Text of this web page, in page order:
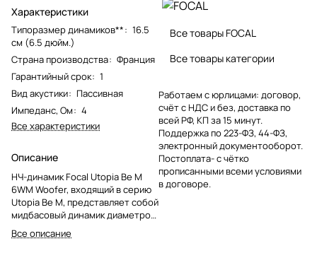
Характеристики
Типоразмер динамиков**: 16.5
см (6.5 дюйм.)
Страна производства: Франция
Гарантийный срок: 1
Вид акустики: Пассивная
Импеданс, Ом: 4
Все характеристики
Описание
НЧ-динамик Focal Utopia Be M
6WM Woofer, входящий в серию
Utopia Be M, представляет собой
мидбасовый динамик диаметром
6,5 дюймов. Комплект включает
два динамика, что позволяет
Все описание
Все товары FOCAL
Все товары категории
Работаем с юрлицами: договор,
счёт с НДС и без, доставка по
всей РФ, КП за 15 минут.
Поддержка по 223-ФЗ, 44-ФЗ,
электронный документооборот.
Постоплата- с чётко
прописанными всеми условиями
в договоре.